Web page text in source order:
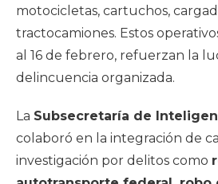
motocicletas, cartuchos,
tractocamiones. Estos
al 16 de febrero, refuerzan la
delincuencia organizada.
La Subsecretaría de
colaboró en la integración de
investigación por delitos como